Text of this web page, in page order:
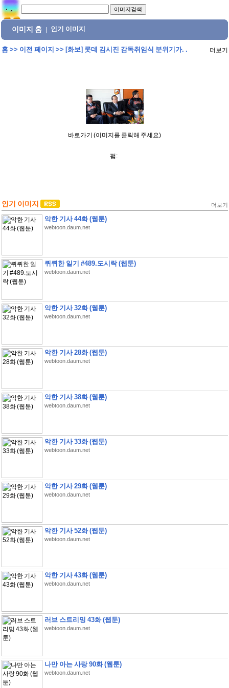
이미지 홈 인기 이미지
홈>> 이전 페이지 >> [화보] 롯데 김시진 감독취임식 분위기가. . 더보기
바로가기 (이미지를 클릭해 주세요)
펌:
인기 이미지 더보기
악한 기사 44화 (웹툰)
webtoon.daum.net
퀴퀴한 일기 #489.도시락 (웹툰)
webtoon.daum.net
악한 기사 32화 (웹툰)
webtoon.daum.net
악한 기사 28화 (웹툰)
webtoon.daum.net
악한 기사 38화 (웹툰)
webtoon.daum.net
악한 기사 33화 (웹툰)
webtoon.daum.net
악한 기사 29화 (웹툰)
webtoon.daum.net
악한 기사 52화 (웹툰)
webtoon.daum.net
악한 기사 43화 (웹툰)
webtoon.daum.net
러브 스트리밍 43화 (웹툰)
webtoon.daum.net
나만 아는 사랑 90화 (웹툰)
webtoon.daum.net